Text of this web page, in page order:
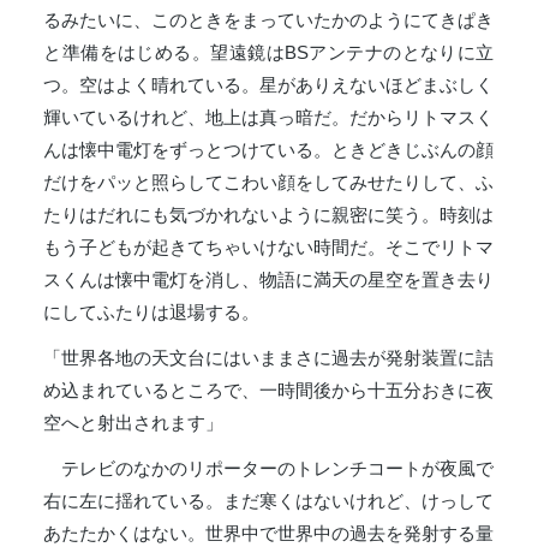
るみたいに、このときをまっていたかのようにてきぱき
と準備をはじめる。望遠鏡はBSアンテナのとなりに立
つ。空はよく晴れている。星がありえないほどまぶしく
輝いているけれど、地上は真っ暗だ。だからリトマスく
んは懐中電灯をずっとつけている。ときどきじぶんの顔
だけをパッと照らしてこわい顔をしてみせたりして、ふ
たりはだれにも気づかれないように親密に笑う。時刻は
もう子どもが起きてちゃいけない時間だ。そこでリトマ
スくんは懐中電灯を消し、物語に満天の星空を置き去り
にしてふたりは退場する。
「世界各地の天文台にはいままさに過去が発射装置に詰
め込まれているところで、一時間後から十五分おきに夜
空へと射出されます」
テレビのなかのリポーターのトレンチコートが夜風で
右に左に揺れている。まだ寒くはないけれど、けっして
あたたかくはない。世界中で世界中の過去を発射する量